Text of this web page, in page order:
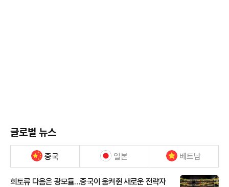
글로벌 뉴스
중국 일본 베트남
희토류 다음은 광모듈…중국이 움켜쥔 새로운 전략자